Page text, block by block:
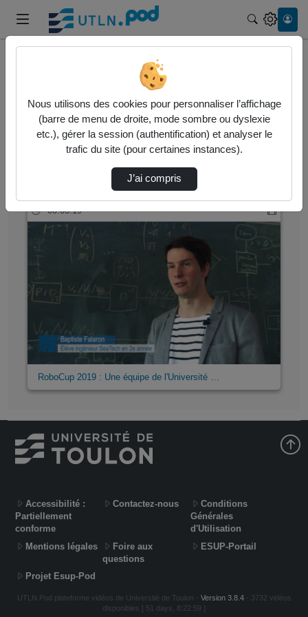
1 vidéo trouvée
Audio Vidéo Statistiques de vues
00:03:19
RoboCup 2019 : Une équipe de l'Université …
Accessibilité :
Partiellement
conforme
Contactez-nous
Conditions
Générales
d'Utilisation
Mentions légales
Foire aux
questions
ESUP-Portail
Projet Esup-Pod
UTLN.Pod plateforme vidéos de Universtié de Toulon - Version 3.8.4- 3732 vidéos
disponibles [ 51 days, 8:22:59 ]
Nous utilisons des cookies pour personnaliser l’affichage
(barre de menu de droite, mode sombre ou dyslexie
etc.), gérer la session (authentification) et analyser le
trafic du site (pour certaines instances).
J’ai compris